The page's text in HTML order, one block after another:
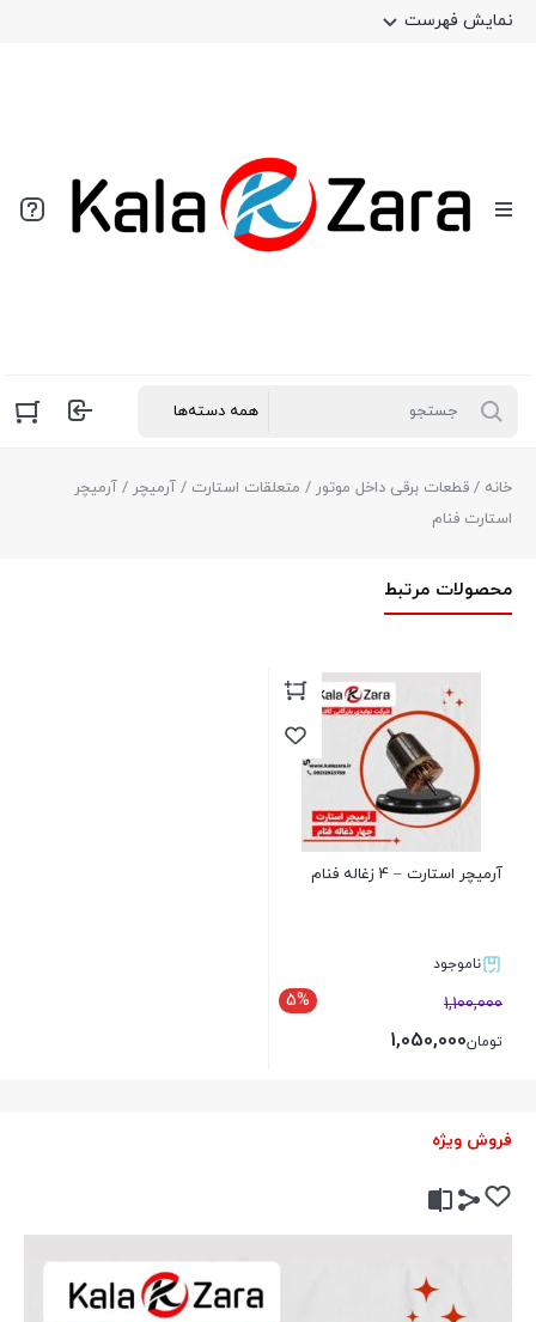
نمایش فهرست
خانه / قطعات برقی داخل موتور / متعلقات استارت / آرمیچر / آرمیچر
استارت فنام
محصولات مرتبط
آرمیچر استارت – 4 زغاله فنام
ناموجود
5% 1,100,000
تومان1,050,000
فروش ویژه